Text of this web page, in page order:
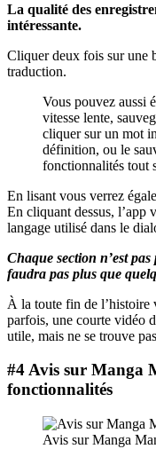
La qualité des
intéressante.
Cliquer deux fois sur une
traduction.
Vous pouvez aussi
vitesse lente,
cliquer sur un mot
définition, ou le
fonctionnalités tout
En lisant vous verrez
En cliquant dessus, l’app
langage utilisé dans le
Chaque section n’est
faudra pas plus que
À la toute fin de l’histoire
parfois, une courte vidéo
utile, mais ne se trouve
#4 Avis sur Manga
fonctionnalités
Avis sur Manga